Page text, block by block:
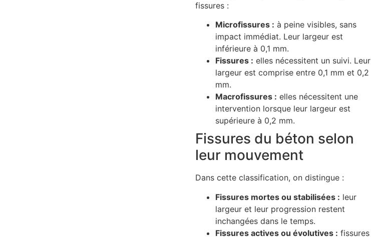
fissures :
Microfissures : à peine visibles, sans
impact immédiat. Leur largeur est
inférieure à 0,1 mm.
Fissures : elles nécessitent un suivi. Leur
largeur est comprise entre 0,1 mm et 0,2
mm.
Macrofissures : elles nécessitent une
intervention lorsque leur largeur est
supérieure à 0,2 mm.
Fissures du béton selon
leur mouvement
Dans cette classification, on distingue :
Fissures mortes ou stabilisées : leur
largeur et leur progression restent
inchangées dans le temps.
Fissures actives ou évolutives : fissures